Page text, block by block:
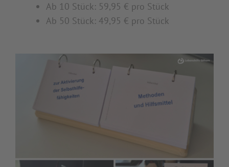
Ab 10 Stück: 59,95 € pro Stück
Ab 50 Stück: 49,95 € pro Stück